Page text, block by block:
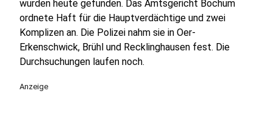
wurden heute gefunden. Das Amtsgericht Bochum
ordnete Haft für die Hauptverdächtige und zwei
Komplizen an. Die Polizei nahm sie in Oer-
Erkenschwick, Brühl und Recklinghausen fest. Die
Durchsuchungen laufen noch.
Anzeige